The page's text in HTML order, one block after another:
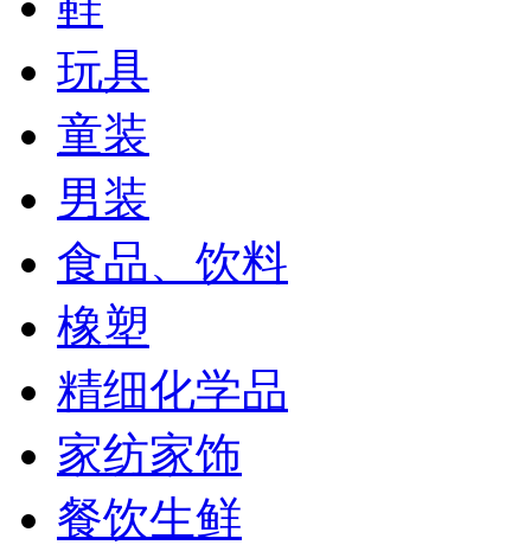
玩具
童装
男装
食品、饮料
橡塑
精细化学品
家纺家饰
餐饮生鲜